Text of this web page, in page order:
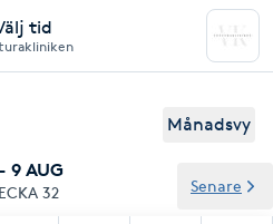
tid
Månadsvy
9 AUG
32 Senare